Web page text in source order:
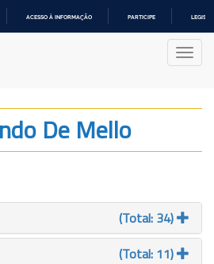
ACESSO À INFORMAÇÃO PARTICIPE
De Mello
(Total: 34)
(Total: 11)